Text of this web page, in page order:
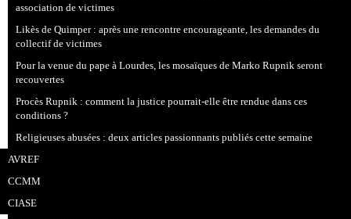
association de victimes
Likès de Quimper : après une rencontre encourageante, les demandes du
collectif de victimes
Pour la venue du pape à Lourdes, les mosaïques de Marko Rupnik seront
recouvertes
Procès Rupnik : comment la justice pourrait-elle être rendue dans ces
conditions ?
Religieuses abusées : deux articles passionnants publiés cette semaine
AVREF
CCMM
CIASE